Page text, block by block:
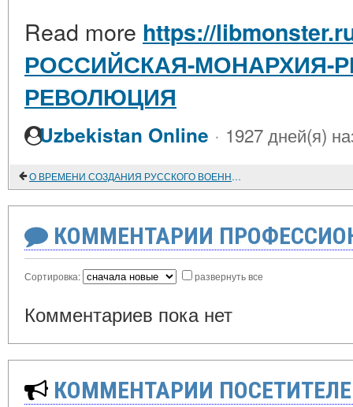
Read more https://
РОССИЙСКАЯ-МОНАРХИЯ-
РЕВОЛЮЦИЯ
Uzbekistan Online · 1927 дней(я)
О ВРЕМЕНИ СОЗДАНИЯ РУССКОГО ВОЕННОГО ФЛОТА
КОММЕНТАРИИ
Сортировка: развернуть все
Комментариев пока нет
КОММЕНТАРИИ